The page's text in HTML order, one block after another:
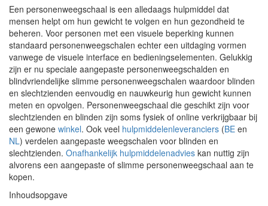
Social
media
Een personenweegschaal is een alledaags hulpmiddel dat
mensen helpt om hun gewicht te volgen en hun gezondheid te
beheren. Voor personen met een visuele beperking kunnen
standaard personenweegschalen echter een uitdaging vormen
vanwege de visuele interface en bedieningselementen. Gelukkig
zijn er nu speciale aangepaste personenweegschalden en
blindvriendelijke slimme personenweegschalen waardoor blinden
en slechtzienden eenvoudig en nauwkeurig hun gewicht kunnen
meten en opvolgen. Personenweegschaal die geschikt zijn voor
slechtzienden en blinden zijn soms fysiek of online verkrijgbaar bij
een gewone winkel. Ook veel hulpmiddelenleveranciers (BE en
NL) verdelen aangepaste weegschalen voor blinden en
slechtzienden. Onafhankelijk hulpmiddelenadvies kan nuttig zijn
alvorens een aangepaste of slimme personenweegschaal aan te
kopen.
Inhoudsopgave